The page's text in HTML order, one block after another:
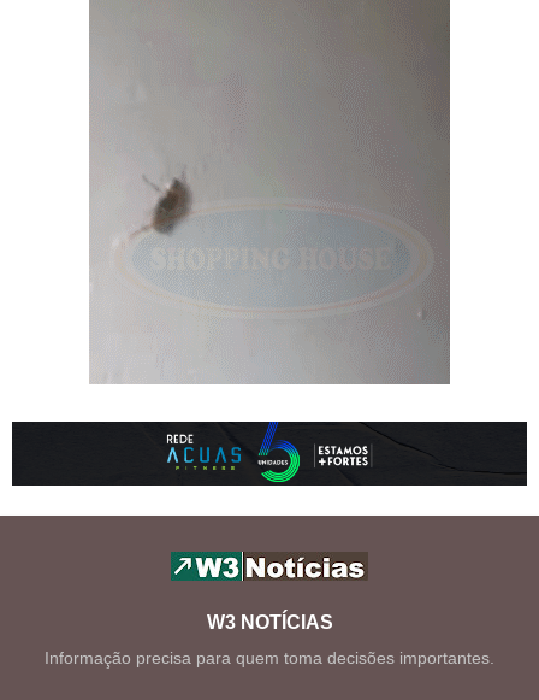
W3 NOTÍCIAS
Informação precisa para quem toma decisões importantes.